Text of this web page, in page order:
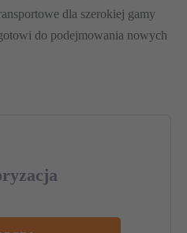
dla szerokiej gamy
do podejmowania nowych